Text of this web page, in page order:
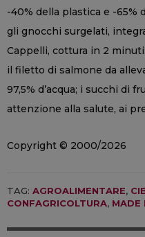
-40% della plastica e -65%
gli gnocchi surgelati,
Cappelli, cottura in 2
il filetto di salmone da
97,5% d’acqua; i succhi di
attenzione alla salute, ai
Copyright © 2000/2026
TAG: AGROALIMENTARE,
CONFAGRICOLTURA, MADE